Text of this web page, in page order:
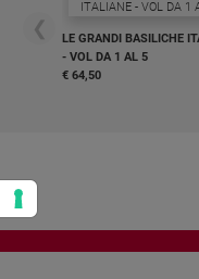
Redazione
❮
LE GRANDI BASILICHE
- VOL DA 1 AL 5
€ 64,50